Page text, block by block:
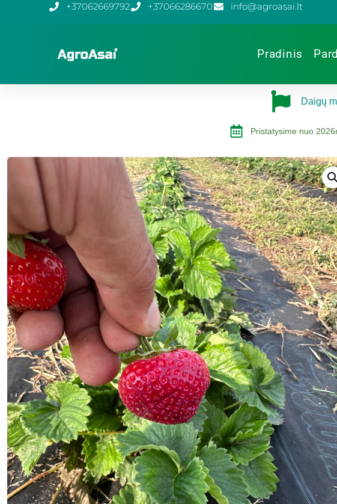
+37062669792 +37066286670 info@agroasai.lt
Pradinis
Daigų
Pristatysime nuo